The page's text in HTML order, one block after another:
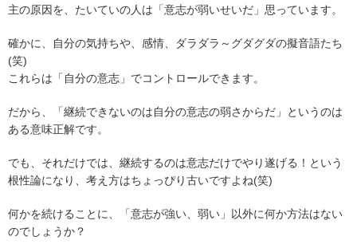
主の原因を、たいていの人は「意志が弱いせいだ」思っています。
確かに、自分の気持ちや、感情、ダラダラ～グダグダの擬音語たち
(笑)
これらは「自分の意志」でコントロールできます。
だから、「継続できないのは自分の意志の弱さからだ」というのは
ある意味正解です。
でも、それだけでは、継続するのは意志だけでやり遂げる！という
根性論になり、考え方はちょっぴり古いですよね(笑)
何かを続けることに、「意志が強い、弱い」以外に何か方法はない
のでしょうか？